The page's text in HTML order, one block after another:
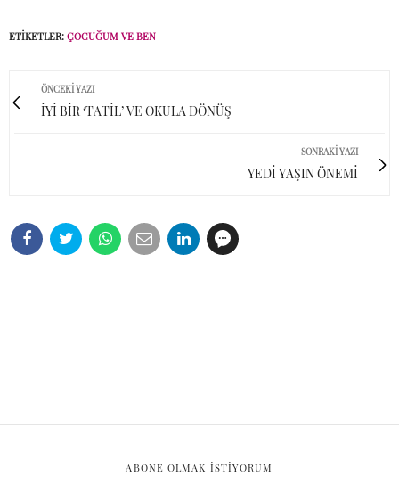
ETIKETLER: ÇOCUĞUM VE BEN
ÖNCEKI YAZI
İYİ BİR ‘TATİL’ VE OKULA DÖNÜŞ
SONRAKI YAZI
YEDİ YAŞIN ÖNEMİ
ABONE OLMAK ISTIYORUM